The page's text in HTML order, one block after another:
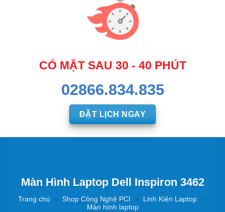
CÓ MẶT SAU 30 - 40 PHÚT
02866.834.835
ĐẶT LỊCH NGAY
Màn Hình Laptop Dell Inspiron 3462
Trang chủ » Shop Công Nghệ PCI » Linh Kiện Laptop »
Màn hình laptop